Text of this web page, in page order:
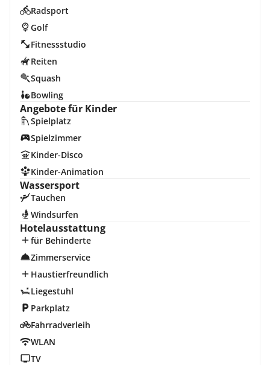
Radsport
Golf
Fitnessstudio
Reiten
Squash
Bowling
Angebote für Kinder
Spielplatz
Spielzimmer
Kinder-Disco
Kinder-Animation
Wassersport
Tauchen
Windsurfen
Hotelausstattung
für Behinderte
Zimmerservice
Haustierfreundlich
Liegestuhl
Parkplatz
Fahrradverleih
WLAN
TV